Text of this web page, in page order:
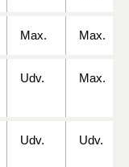
Max. Max.
Udv. Max.
Udv. Udv.